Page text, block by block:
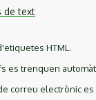
de text
HTML.
es trenquen
correu electrònic